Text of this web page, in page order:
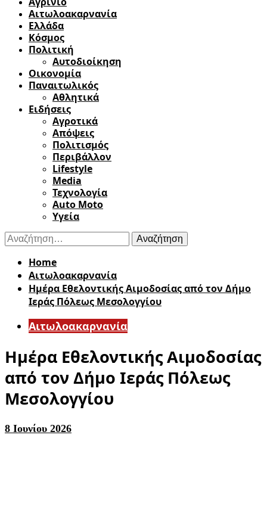
Αιτωλοακαρνανία
Ελλάδα
Κόσμος
Πολιτική
Αυτοδιοίκηση
Οικονομία
Παναιτωλικός
Αθλητικά
Ειδήσεις
Αγροτικά
Απόψεις
Πολιτισμός
Περιβάλλον
Lifestyle
Media
Τεχνολογία
Auto Moto
Υγεία
Αναζήτηση
για:
Home
Αιτωλοακαρνανία
Ημέρα Εθελοντικής Αιμοδοσίας από τον Δήμο
Ιεράς Πόλεως Μεσολογγίου
Αιτωλοακαρνανία
Ημέρα Εθελοντικής Αιμοδοσίας
από τον Δήμο Ιεράς Πόλεως
Μεσολογγίου
8 Ιουνίου 2026